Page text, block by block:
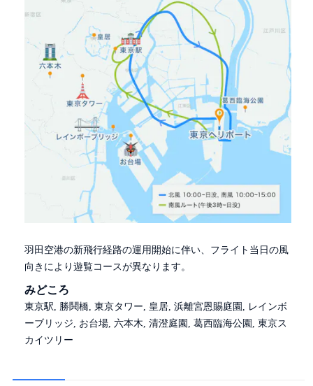
羽田空港の新飛行経路の運用開始に伴い、フライト当日の風
向きにより遊覧コースが異なります。
みどころ
東京駅, 勝鬨橋, 東京タワー, 皇居, 浜離宮恩賜庭園, レインボ
ーブリッジ, お台場, 六本木, 清澄庭園, 葛西臨海公園, 東京ス
カイツリー